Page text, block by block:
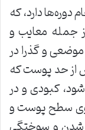
دوره‌ها دارد، که
جمله معایب و
و گذرا در
از حد پوست که
کبودی و در
سطح پوست و